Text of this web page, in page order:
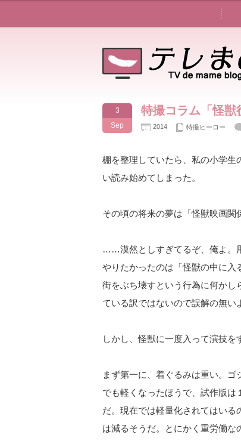
3
Sep
特撮コラム「怪獣
2014 特撮ヒーロー
棚を整理していたら、私の小学生
い読み始めてしまった。
その頃の将来の夢は「怪獣映画関
……漠然としすぎてるぞ、俺よ。
やりたかったのは「怪獣の中に
街をぶち壊すという行為に何かし
ている訳ではないので誤解の無い
しかし、怪獣に一度入って演技を
まず第一に、着ぐるみは重い。
でも軽くなったほうで、試作版
だ。現在では軽量化されてはいる
は減るそうだ。とにかく重労働な